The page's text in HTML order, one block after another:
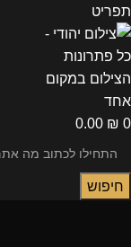
תפריט
0
0.00 ₪
חיפוש